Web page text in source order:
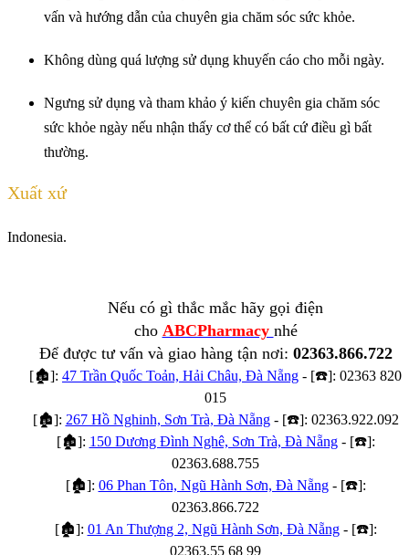
vấn và hướng dẫn của chuyên gia chăm sóc sức khỏe.
Không dùng quá lượng sử dụng khuyến cáo cho mỗi ngày.
Ngưng sử dụng và tham khảo ý kiến chuyên gia chăm sóc
sức khỏe ngày nếu nhận thấy cơ thể có bất cứ điều gì bất
thường.
Xuất xứ
Indonesia.
Nếu có gì thắc mắc hãy gọi điện
cho ABCPharmacy nhé
Để được tư vấn và giao hàng tận nơi: 02363.866.722
[🏚️]: 47 Trần Quốc Toản, Hải Châu, Đà Nẵng - [☎️]: 02363 820
015
[🏚️]: 267 Hồ Nghinh, Sơn Trà, Đà Nẵng- [☎️]: 02363.922.092
[🏚️]: 150 Dương Đình Nghê, Sơn Trà, Đà Nẵng- [☎️]:
02363.688.755
[🏚️]: 06 Phan Tôn, Ngũ Hành Sơn, Đà Nẵng- [☎️]:
02363.866.722
[🏚️]: 01 An Thượng 2, Ngũ Hành Sơn, Đà Nẵng- [☎️]:
02363.55 68 99